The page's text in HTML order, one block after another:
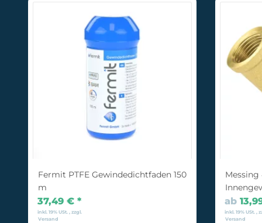
Fermit PTFE Gewindedichtfaden 150
m
37,49 € *
inkl. 19% USt. , zzgl.
Versand
Messing
ab
inkl. 19% USt. ,
Versand